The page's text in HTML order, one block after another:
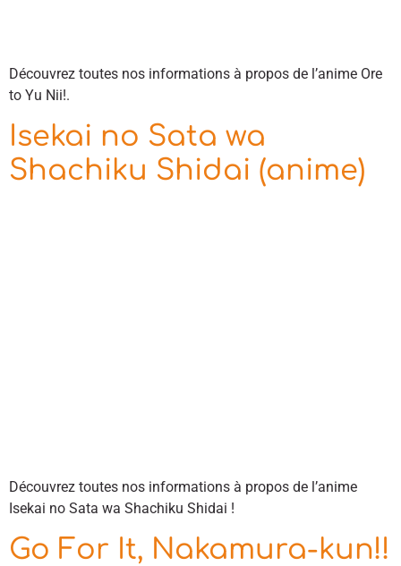
Découvrez toutes nos informations à propos de l’anime Ore
to Yu Nii!.
Isekai no Sata wa
Shachiku Shidai (anime)
Découvrez toutes nos informations à propos de l’anime
Isekai no Sata wa Shachiku Shidai !
Go For It, Nakamura-kun!!